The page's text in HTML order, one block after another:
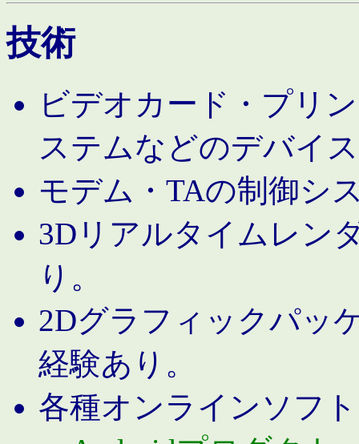
技術
ビデオカード・プリ
ステムなどのデバイ
モデム・TAの制御シ
3Dリアルタイムレン
り。
2Dグラフィックパッ
経験あり。
各種オンラインソフ